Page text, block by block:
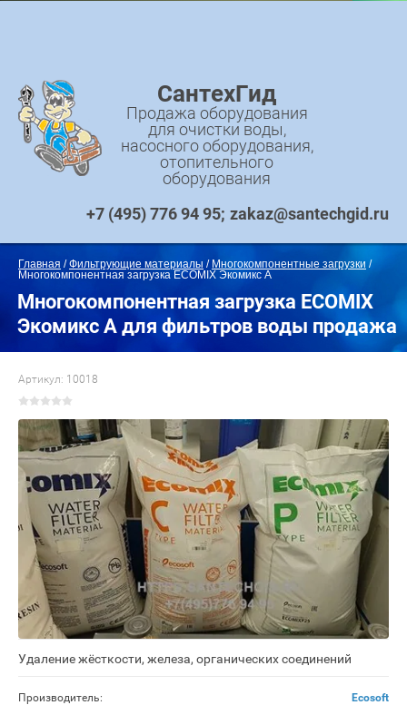
СантехГид
Продажа оборудования
для очистки воды,
насосного оборудования,
отопительного
оборудования
+7 (495) 776 94 95 zakaz@santechgid.ru
Главная / Фильтрующие материалы / Многокомпонентные загрузки /
Многокомпонентная загрузка ECOMIX Экомикс А
Многокомпонентная загрузка ECOMIX
Экомикс А для фильтров воды продажа
Артикул: 10018
Удаление жёсткости, железа, органических соединений
Производитель: Ecosoft